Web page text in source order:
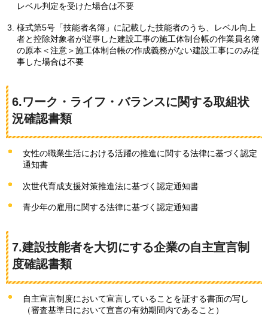
レベル判定を受けた場合は不要
様式第5号「技能者名簿」に記載した技能者のうち、レベル向上
者と控除対象者が従事した建設工事の施工体制台帳の作業員名簿
の原本＜注意＞施工体制台帳の作成義務がない建設工事にのみ従
事した場合は不要
6.ワーク・ライフ・バランスに関する取組状
況確認書類
女性の職業生活における活躍の推進に関する法律に基づく認定
通知書
次世代育成支援対策推進法に基づく認定通知書
青少年の雇用に関する法律に基づく認定通知書
7.建設技能者を大切にする企業の自主宣言制
度確認書類
自主宣言制度において宣言していることを証する書面の写し
（審査基準日において宣言の有効期間内であること）